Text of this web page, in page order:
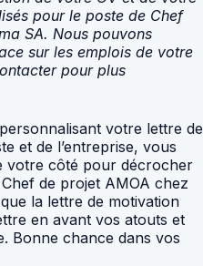
pour le poste de Chef
SA. Nous pouvons
sur les emplois de votre
pour plus
votre lettre de
et de l’entreprise, vous
votre côté pour décrocher
de projet AMOA chez
la lettre de motivation
en avant vos atouts et
Bonne chance dans vos